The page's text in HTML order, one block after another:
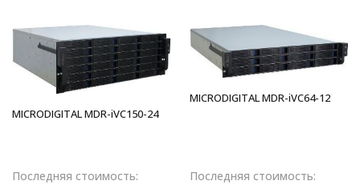
MICRODIGITAL MDR-iVC150-24
Последняя стоимость:
MICRODIGITAL MDR-iVC64-12
Последняя стоимость: